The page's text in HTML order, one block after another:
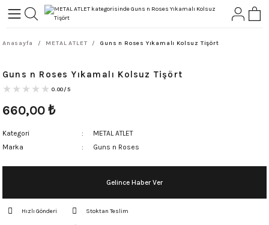
Geri Dön
ROCK
Geri Dön
Anasayfa METAL ATLET Guns n Roses Yıkamalı Kolsuz Tişört
Guns n Roses Yıkamalı Kolsuz Tişört
0.00/5
660,00 ₺
Kategori
METAL ATLET
Marka
Guns n Roses
Gelince Haber Ver
Hızlı Gönderi Stoktan Teslim